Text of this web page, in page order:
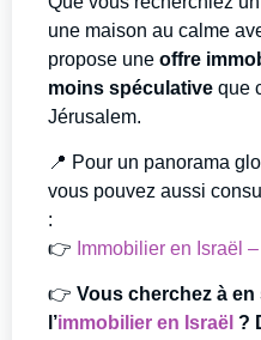
une maison au calme
propose une offre
moins spéculative que
Jérusalem.
📍 Pour un panorama
vous pouvez aussi
:
👉 Immobilier en Israël
👉 Vous cherchez à
l’immobilier en Israël ?